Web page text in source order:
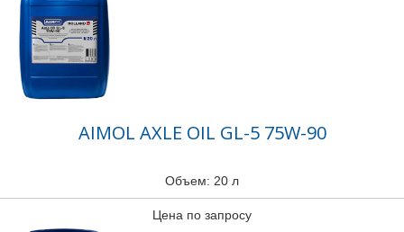
AIMOL AXLE OIL GL-5 75W-90
Объем: 20 л
Цена по запросу